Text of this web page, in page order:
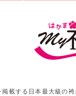
載する日本最大級の